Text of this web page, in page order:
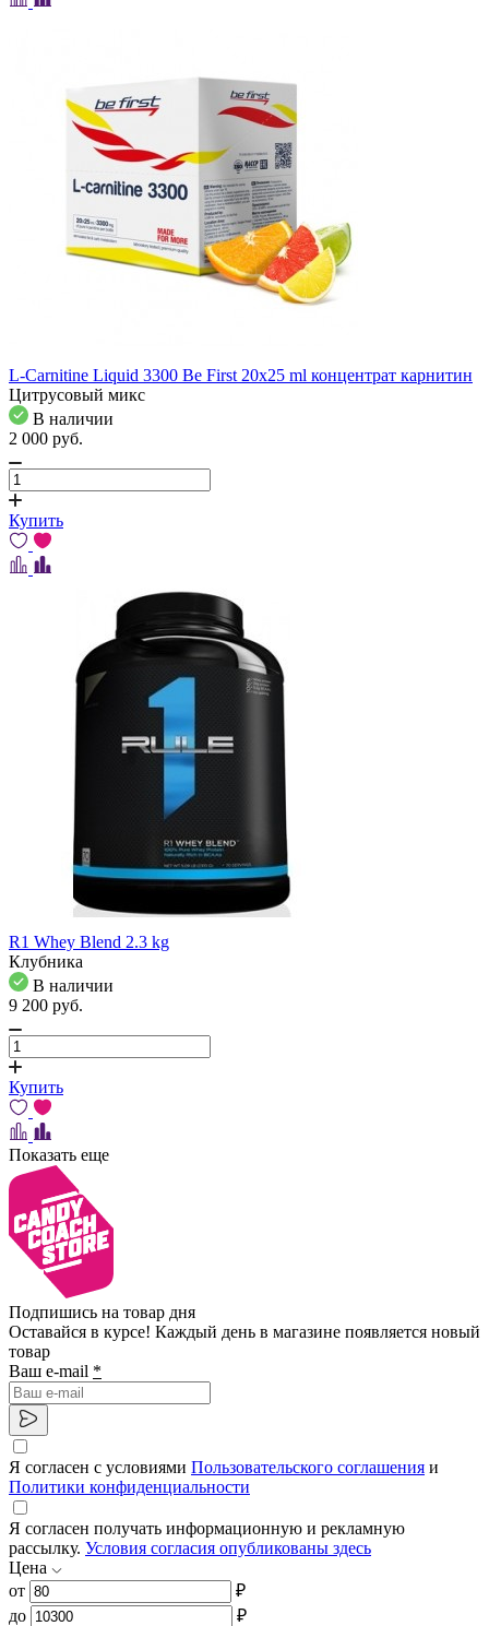
L-Carnitine Liquid 3300 Be First 20x25 ml концентрат карнитин
Цитрусовый микс
В наличии
2 000 pуб.
Купить
R1 Whey Blend 2.3 kg
Клубника
В наличии
9 200 pуб.
Купить
Показать еще
Подпишись на товар дня
Оставайся в курсе! Каждый день в магазине появляется новый
товар
Ваш e-mail *
Я согласен с условиями Пользовательского соглашения и
Политики конфиденциальности
Я согласен получать информационную и рекламную
рассылку. Условия согласия опубликованы здесь
Цена
от
₽
до
₽